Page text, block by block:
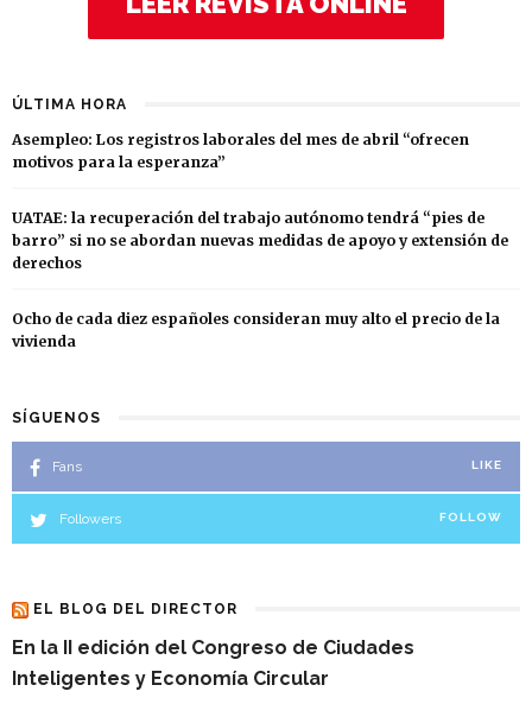
ÚLTIMA HORA
Asempleo: Los registros laborales del mes de abril “ofrecen
motivos para la esperanza”
UATAE: la recuperación del trabajo autónomo tendrá “pies de
barro” si no se abordan nuevas medidas de apoyo y extensión de
derechos
Ocho de cada diez españoles consideran muy alto el precio de la
vivienda
SÍGUENOS
Fans LIKE
Followers FOLLOW
EL BLOG DEL DIRECTOR
En la II edición del Congreso de Ciudades
Inteligentes y Economía Circular